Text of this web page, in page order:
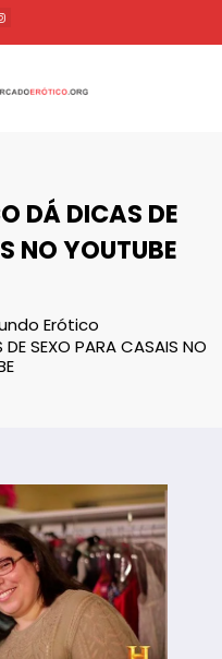
DÁ DICAS DE
NO YOUTUBE
Erótico
SEXO PARA CASAIS NO